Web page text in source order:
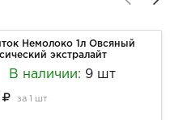
Немолоко 1л Овсяный
экстралайт
В наличии: 9 шт
за 1 шт